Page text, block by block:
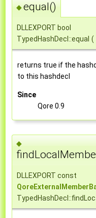
◆equal()
DLLEXPORT bool
TypedHashDecl::equal (
returns true if the
to this hashdecl
Since
Qore 0.9
◆
DLLEXPORT const